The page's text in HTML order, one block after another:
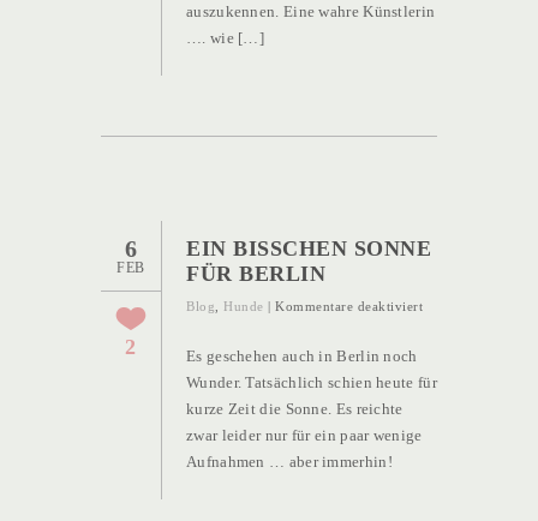
auszukennen. Eine wahre Künstlerin
…. wie […]
6
FEB
2
EIN BISSCHEN SONNE
FÜR BERLIN
Blog Hunde | Kommentare deaktiviertfür
Sonne
Es geschehen auch in Berlin noch
Wunder. Tatsächlich schien heute für
kurze Zeit die Sonne. Es reichte
zwar leider nur für ein paar wenige
Aufnahmen … aber immerhin!